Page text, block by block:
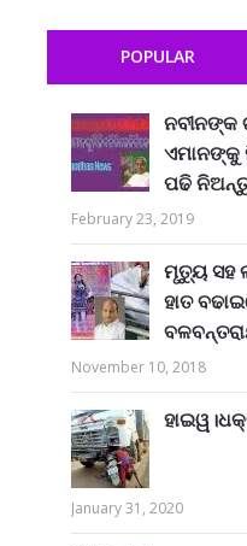
POPULAR
ନବୀନଙ୍କ
ଏମାନଙ୍କୁ
ପଢି
February 23, 2019
ମୃତ୍ୟୁ ସହ
ହାତ
November 10, 2018
January 31, 2020